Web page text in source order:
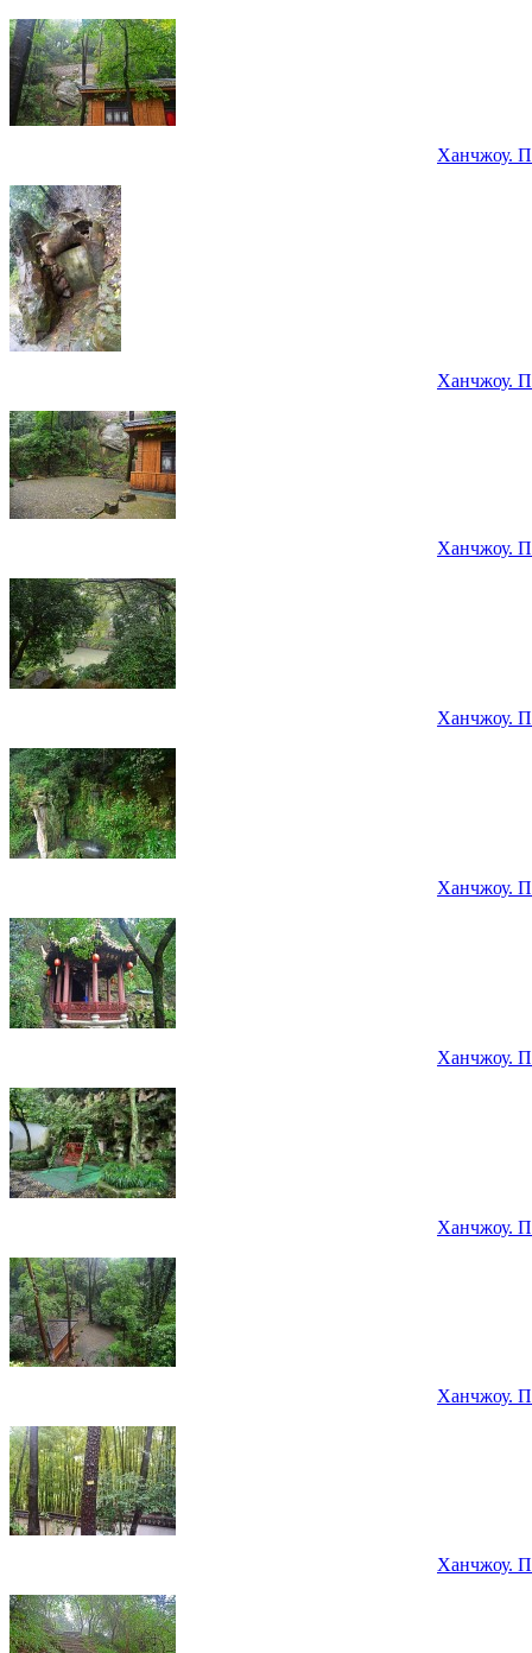
Ханчжоу.
Ханчжоу.
Ханчжоу.
Ханчжоу.
Ханчжоу.
Ханчжоу.
Ханчжоу.
Ханчжоу.
Ханчжоу.